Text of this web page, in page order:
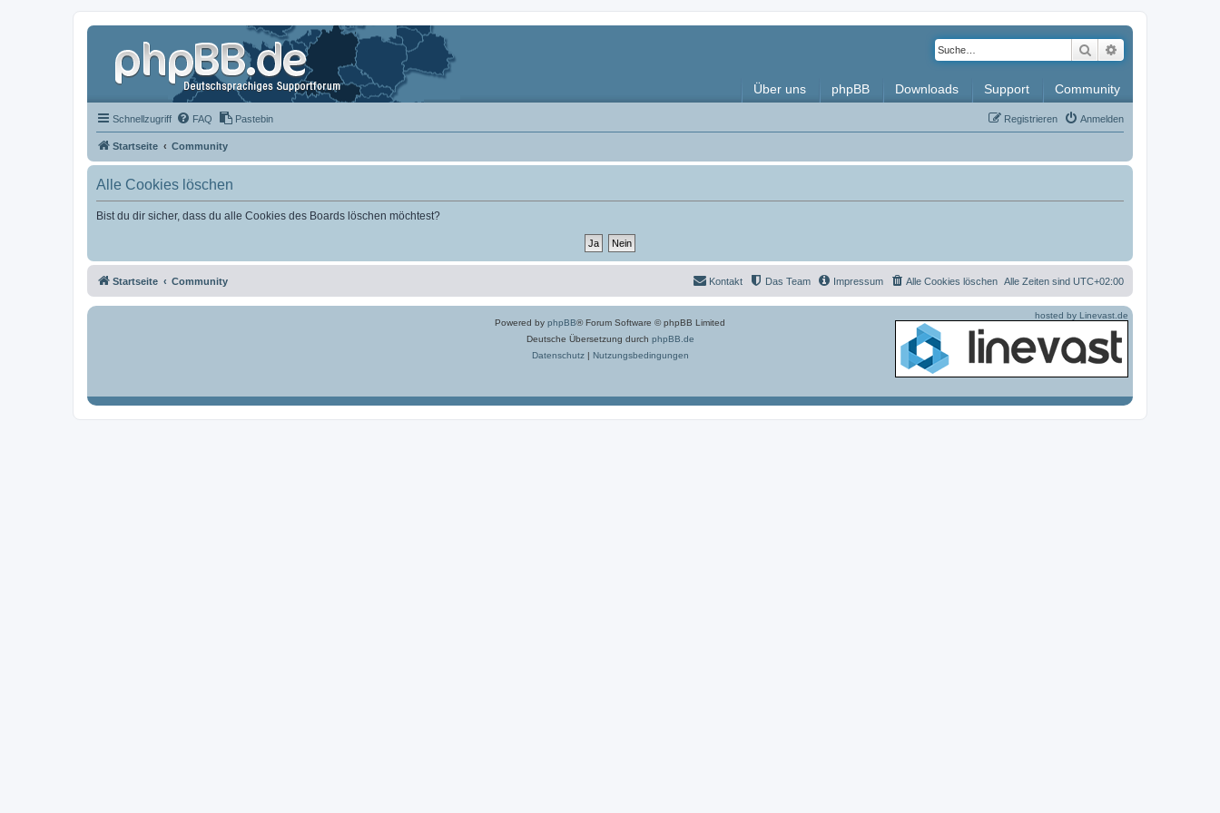
Suche
Über uns phpBB Downloads Support Community
Schnellzugriff FAQ Pastebin Anmelden
Registrieren
Startseite Community
Alle Cookies löschen
Bist du dir sicher, dass du alle Cookies des Boards löschen möchtest?
Startseite Community Alle Zeiten sind UTC+02:00
Alle Cookies löschen
Impressum
Das Team
Kontakt
Powered by phpBB® Forum Software © phpBB Limited
Deutsche Übersetzung durch phpBB.de
Datenschutz| Nutzungsbedingungen
hosted by Linevast.de